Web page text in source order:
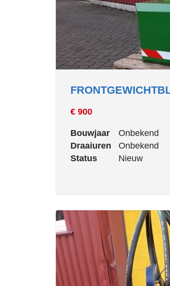
€ 900
Bouwjaar
Onbekend
Draaiuren
Onbekend
Status
Nieuw